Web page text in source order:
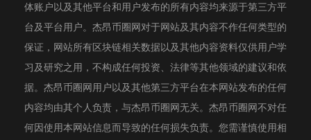
体账户以及其他平台和用户发布的所有内容均来源于第三方平
台及平台用户。杰昂币圈网对于网站及其内容不作任何类型的
保证，网站所有区块链相关数据以及其他内容资料仅供用户学
习及研究之用，不构成任何投资、法律等其他领域的建议和依
据。杰昂币圈网用户以及其他第三方平台在本网站发布的任何
内容均由其个人负责，与杰昂币圈网无关。杰昂币圈网不对任
何因使用本网站信息而导致的任何损失负责。您需谨慎使用相